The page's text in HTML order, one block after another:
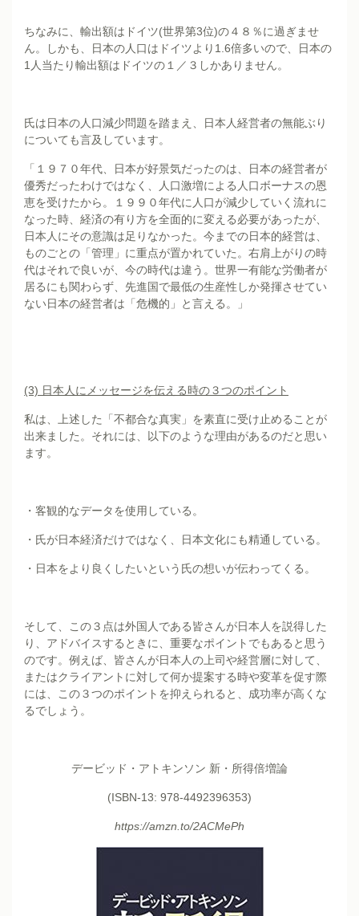
ちなみに、輸出額はドイツ(世界第3位)の４８％に過ぎませ
ん。しかも、日本の人口はドイツより1.6倍多いので、日本の
1人当たり輸出額はドイツの１／３しかありません。
氏は日本の人口減少問題を踏まえ、日本人経営者の無能ぶり
についても言及しています。
「１９７０年代、日本が好景気だったのは、日本の経営者が
優秀だったわけではなく、人口激増による人口ボーナスの恩
恵を受けたから。１９９０年代に人口が減少していく流れに
なった時、経済の有り方を全面的に変える必要があったが、
日本人にその意識は足りなかった。今までの日本的経営は、
ものごとの「管理」に重点が置かれていた。右肩上がりの時
代はそれで良いが、今の時代は違う。世界一有能な労働者が
居るにも関わらず、先進国で最低の生産性しか発揮させてい
ない日本の経営者は「危機的」と言える。」
(3) 日本人にメッセージを伝える時の３つのポイント
私は、上述した「不都合な真実」を素直に受け止めることが
出来ました。それには、以下のような理由があるのだと思い
ます。
・客観的なデータを使用している。
・氏が日本経済だけではなく、日本文化にも精通している。
・日本をより良くしたいという氏の想いが伝わってくる。
そして、この３点は外国人である皆さんが日本人を説得した
り、アドバイスするときに、重要なポイントでもあると思う
のです。例えば、皆さんが日本人の上司や経営層に対して、
またはクライアントに対して何か提案する時や変革を促す際
には、この３つのポイントを抑えられると、成功率が高くな
るでしょう。
デービッド・アトキンソン 新・所得倍増論
(ISBN-13: 978-4492396353)
https://amzn.to/2ACMePh